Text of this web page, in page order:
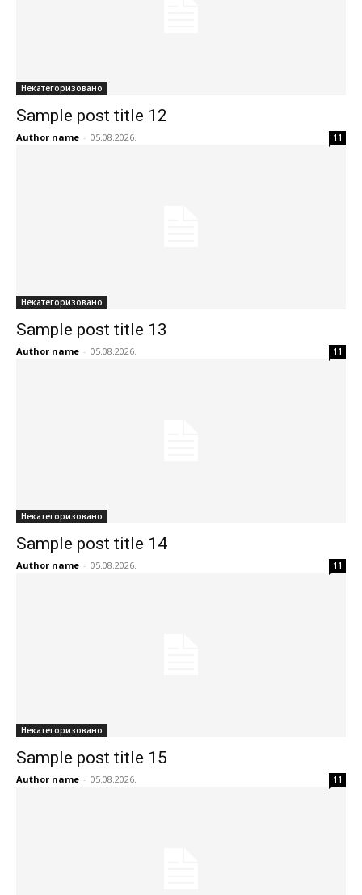
Некатегоризовано
Sample post title 12
Author name - 05.08.2026. 11
Некатегоризовано
Sample post title 13
Author name - 05.08.2026. 11
Некатегоризовано
Sample post title 14
Author name - 05.08.2026. 11
Некатегоризовано
Sample post title 15
Author name - 05.08.2026. 11